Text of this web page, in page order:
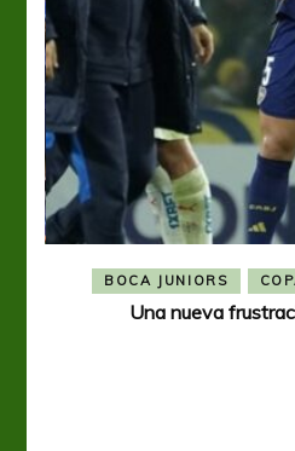
BOCA JUNIORS
Una nueva